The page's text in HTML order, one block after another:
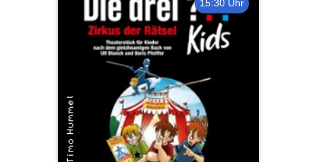
15:30 Uhr